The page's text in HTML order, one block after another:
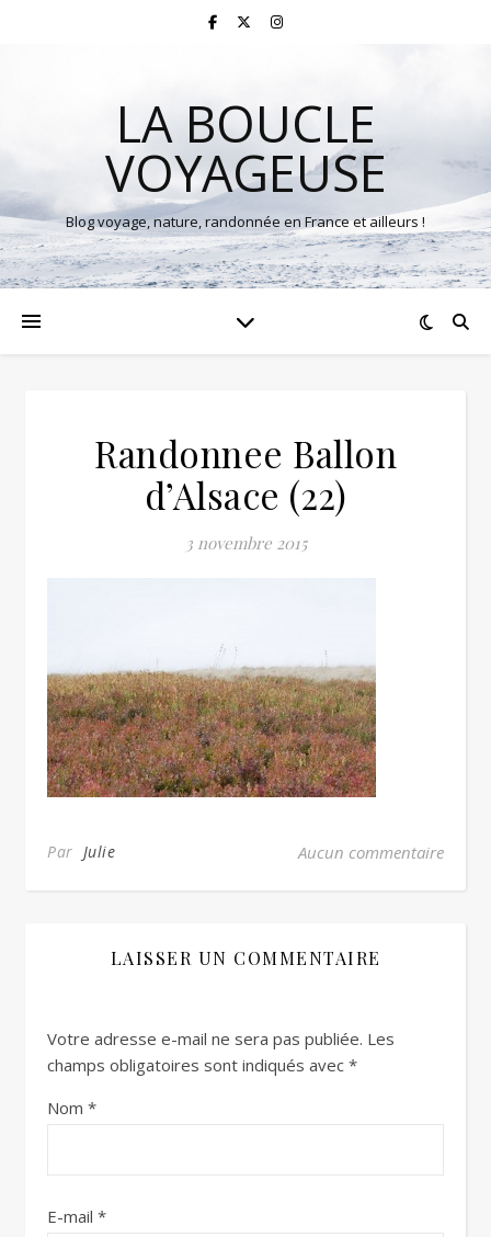
LA BOUCLE
VOYAGEUSE
Blog voyage, nature, randonnée en France et ailleurs !
Randonnee Ballon
d’Alsace (22)
3 novembre 2015
Par Julie Aucun commentaire
LAISSER UN COMMENTAIRE
Votre adresse e-mail ne sera pas publiée. Les
champs obligatoires sont indiqués avec *
Nom *
E-mail *